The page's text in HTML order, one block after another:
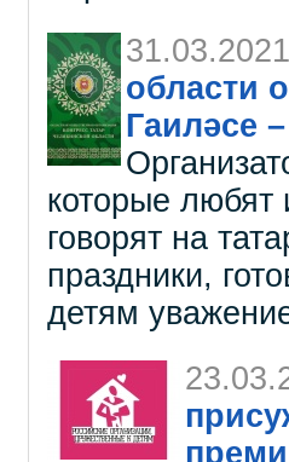
31.03.2021
области
Гаиләсе
которые любят
говорят на
праздники,
детям